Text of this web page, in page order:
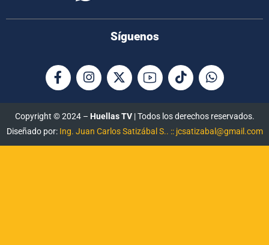
Síguenos
Copyright © 2024 – Huellas TV| Todos los derechos reservados.
Diseñado por: Ing. Juan Carlos Satizábal S.. :: jcsatizabal@gmail.com